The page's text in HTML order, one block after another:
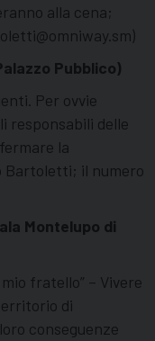
alla cena;
Pubblico)
Per ovvie
responsabili delle
la
Bartoletti; il numero
Montelupo di
fratello” – Vivere
di
conseguenze